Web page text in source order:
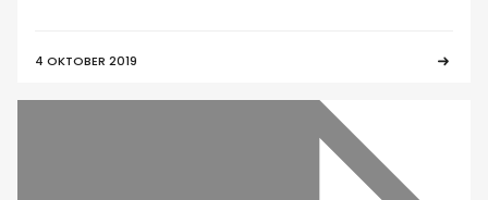
4 OKTOBER 2019